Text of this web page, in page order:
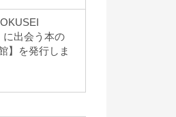
に出会う本の
】を発行しま